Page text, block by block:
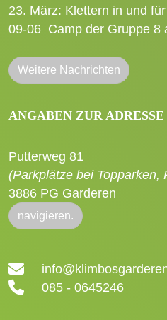
23. März: Klettern in und
09-06 Camp der Gruppe 8
Weitere Nachrichten
ANGABEN ZUR ADRESSE
Putterweg 81
(Parkplätze bei Topparken,
3886 PG Garderen
navigieren.
085 - 0645246